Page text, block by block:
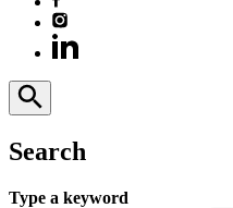
Search
Type a keyword